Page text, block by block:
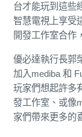
台才能玩到這些
智慧電視上享受
開發工作室合作
優必達執行長郭
加入mediba 和
玩家們想起許多
發工作室、或像
家們帶來更多的